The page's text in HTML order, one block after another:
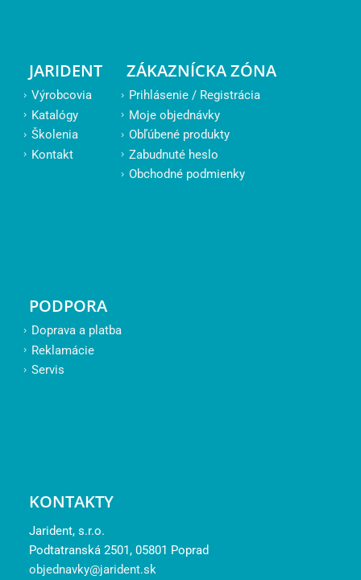
JARIDENT
Výrobcovia
Katalógy
Školenia
Kontakt
ZÁKAZNÍCKA ZÓNA
Prihlásenie / Registrácia
Moje objednávky
Obľúbené produkty
Zabudnuté heslo
Obchodné podmienky
PODPORA
Doprava a platba
Reklamácie
Servis
KONTAKTY
Jarident, s.r.o.
Podtatranská 2501, 05801 Poprad
objednavky@jarident.sk